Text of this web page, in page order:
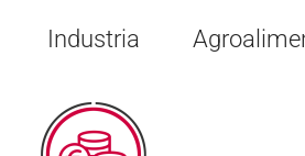
Industria